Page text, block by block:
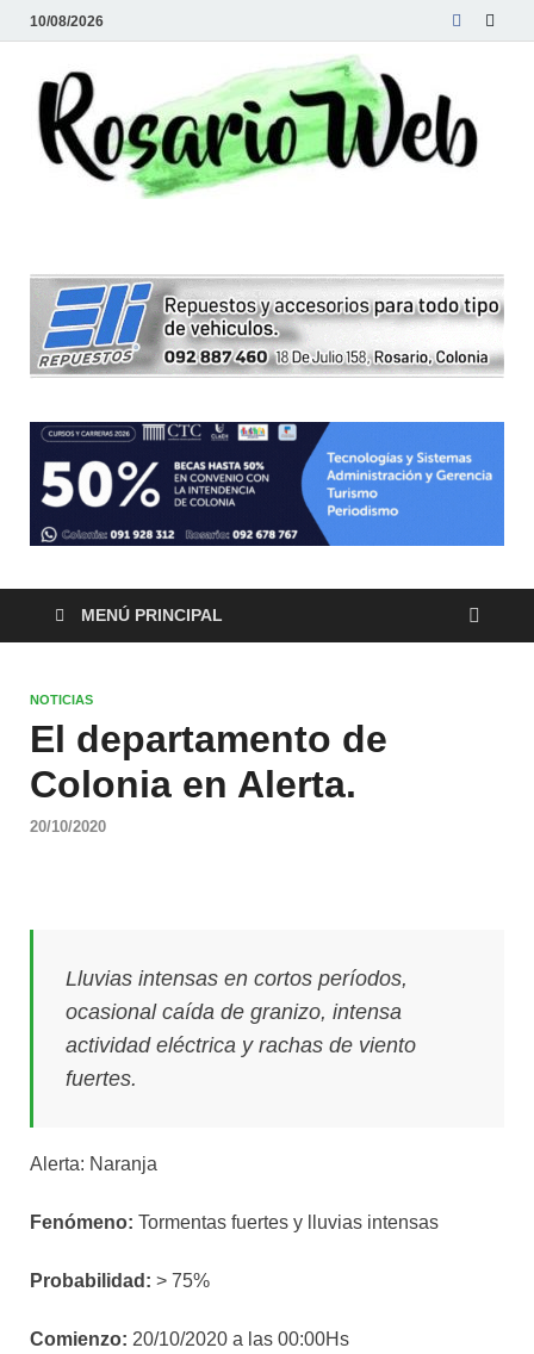
10/08/2026
MENÚ PRINCIPAL
NOTICIAS
El departamento de
Colonia en Alerta.
20/10/2020
Lluvias intensas en cortos períodos,
ocasional caída de granizo, intensa
actividad eléctrica y rachas de viento
fuertes.
Alerta: Naranja
Fenómeno: Tormentas fuertes y lluvias intensas
Probabilidad: > 75%
Comienzo: 20/10/2020 a las 00:00Hs